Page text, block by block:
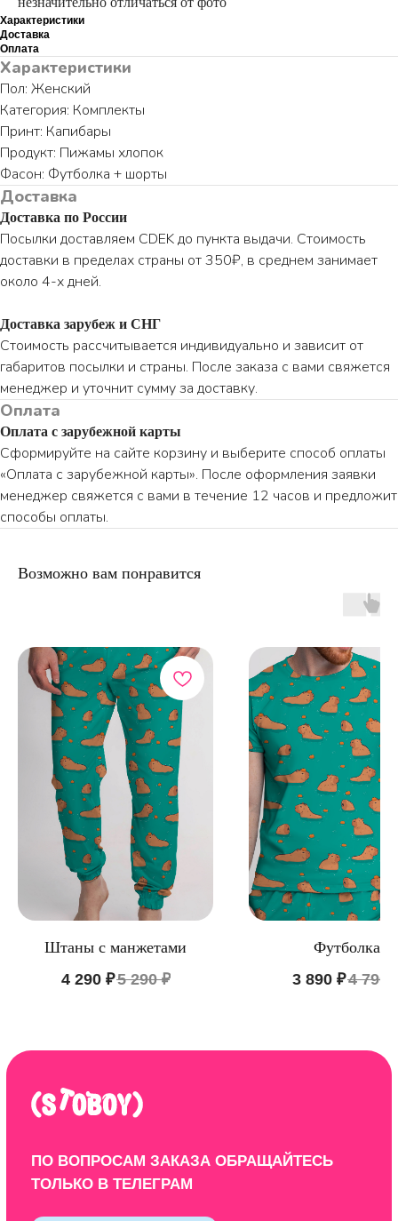
Характеристики
Доставка
Оплата
Характеристики
Пол: Женский
Категория: Комплекты
Принт: Капибары
Продукт: Пижамы хлопок
Фасон: Футболка + шорты
Доставка
Доставка по России
Посылки доставляем CDEK до пункта выдачи. Стоимость
доставки в пределах страны от 350₽, в среднем занимает
около 4-х дней.
Доставка зарубеж и СНГ
Стоимость рассчитывается индивидуально и зависит от
габаритов посылки и страны. После заказа с вами свяжется
менеджер и уточнит сумму за доставку.
Оплата
Оплата с зарубежной карты
Сформируйте на сайте корзину и выберите способ оплаты
«Оплата с зарубежной карты». После оформления заявки
менеджер свяжется с вами в течение 12 часов и предложит
способы оплаты.
Возможно вам понравится
Штаны с манжетами
4 290 ₽5 290 ₽
Футболка
3 890 ₽4 790
© 2020-2025 StoboyShop. Все права защищены
ИНФОРМАЦИЯ
КАТАЛОГ
Доставка и оплата
Уход за изделием
О бренде
Пижамы из хлопка
Нижнее белье
Публичная оферта
Контакты
ООО "ЦИФРОВАЯ ФАБРИКА"
ПО ВОПРОСАМ ЗАКАЗА ОБРАЩАЙТЕСЬ
ТОЛЬКО В ТЕЛЕГРАМ
Таблица размеров